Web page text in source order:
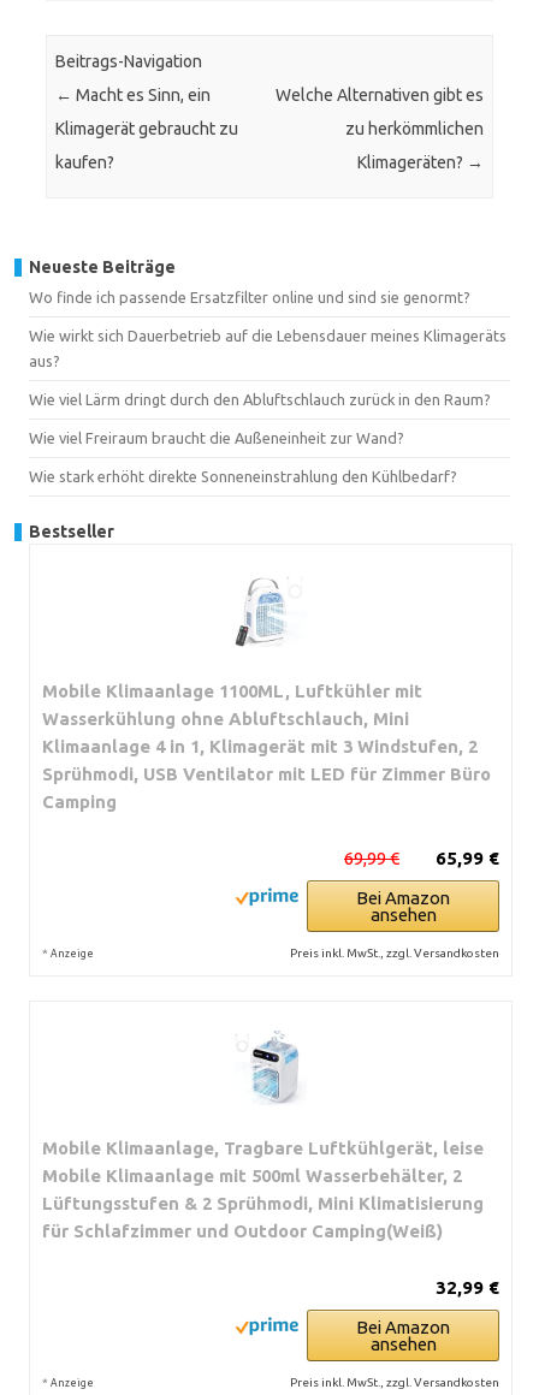
Beitrags-Navigation
← Macht es Sinn, ein
Klimagerät gebraucht zu
kaufen?
Welche Alternativen gibt es
zu herkömmlichen
Klimageräten? →
Neueste Beiträge
Wo finde ich passende Ersatzfilter online und sind sie genormt?
Wie wirkt sich Dauerbetrieb auf die Lebensdauer meines Klimageräts
aus?
Wie viel Lärm dringt durch den Abluftschlauch zurück in den Raum?
Wie viel Freiraum braucht die Außeneinheit zur Wand?
Wie stark erhöht direkte Sonneneinstrahlung den Kühlbedarf?
Bestseller
Mobile Klimaanlage 1100ML, Luftkühler mit
Wasserkühlung ohne Abluftschlauch, Mini
Klimaanlage 4 in 1, Klimagerät mit 3 Windstufen, 2
Sprühmodi, USB Ventilator mit LED für Zimmer Büro
Camping
65,99 €
69,99 €
Bei Amazon
ansehen
* Anzeige Preis inkl. MwSt., zzgl. Versandkosten
Mobile Klimaanlage, Tragbare Luftkühlgerät, leise
Mobile Klimaanlage mit 500ml Wasserbehälter, 2
Lüftungsstufen & 2 Sprühmodi, Mini Klimatisierung
für Schlafzimmer und Outdoor Camping(Weiß)
32,99 €
Bei Amazon
ansehen
* Anzeige Preis inkl. MwSt., zzgl. Versandkosten